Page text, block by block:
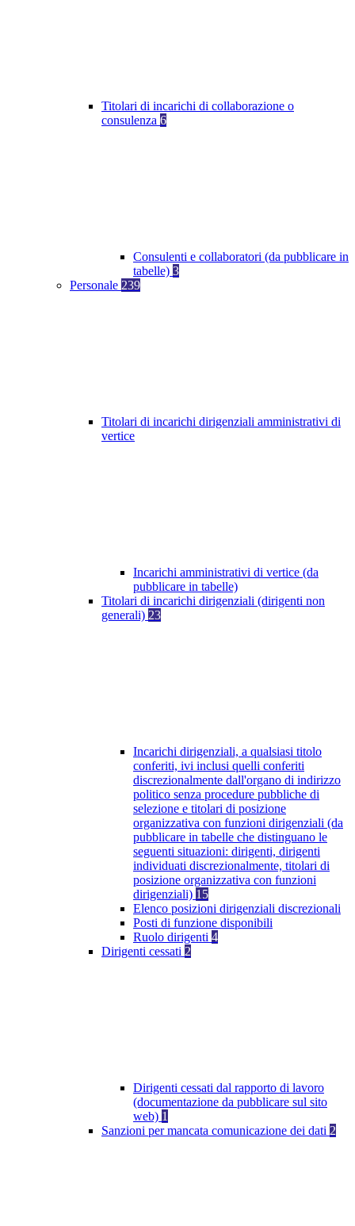
Titolari di incarichi di collaborazione o
consulenza 6
Consulenti e collaboratori (da pubblicare in
tabelle) 3
Personale 239
Titolari di incarichi dirigenziali amministrativi di
vertice
Incarichi amministrativi di vertice (da
pubblicare in tabelle)
Titolari di incarichi dirigenziali (dirigenti non
generali) 23
Incarichi dirigenziali, a qualsiasi titolo
conferiti, ivi inclusi quelli conferiti
discrezionalmente dall'organo di indirizzo
politico senza procedure pubbliche di
selezione e titolari di posizione
organizzativa con funzioni dirigenziali (da
pubblicare in tabelle che distinguano le
seguenti situazioni: dirigenti, dirigenti
individuati discrezionalmente, titolari di
posizione organizzativa con funzioni
dirigenziali) 15
Elenco posizioni dirigenziali discrezionali
Posti di funzione disponibili
Ruolo dirigenti 4
Dirigenti cessati 2
Dirigenti cessati dal rapporto di lavoro
(documentazione da pubblicare sul sito
web) 1
Sanzioni per mancata comunicazione dei dati 2